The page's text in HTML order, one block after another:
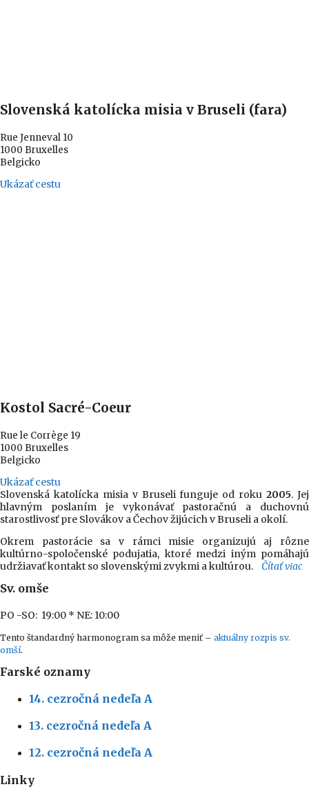
Slovenská katolícka misia v Bruseli (fara)
Rue Jenneval 10
1000 Bruxelles
Belgicko
Ukázať cestu
Kostol Sacré-Coeur
Rue le Corrège 19
1000 Bruxelles
Belgicko
Ukázať cestu
Slovenská katolícka misia v Bruseli funguje od roku2005. Jej
hlavným poslaním je vykonávať pastoračnú a duchovnú
starostlivosť pre Slovákov a Čechov žijúcich v Bruseli a okolí.
Okrem pastorácie sa v rámci misie organizujú aj rôzne
kultúrno-spoločenské podujatia, ktoré medzi iným pomáhajú
udržiavať kontakt so slovenskými zvykmi a kultúrou. Čítať viac
Sv. omše
PO -SO: 19:00 * NE: 10:00
Tento štandardný harmonogram sa môže meniť – aktuálny rozpis sv.
omší.
Farské oznamy
14. cezročná nedeľa A
13. cezročná nedeľa A
12. cezročná nedeľa A
Linky